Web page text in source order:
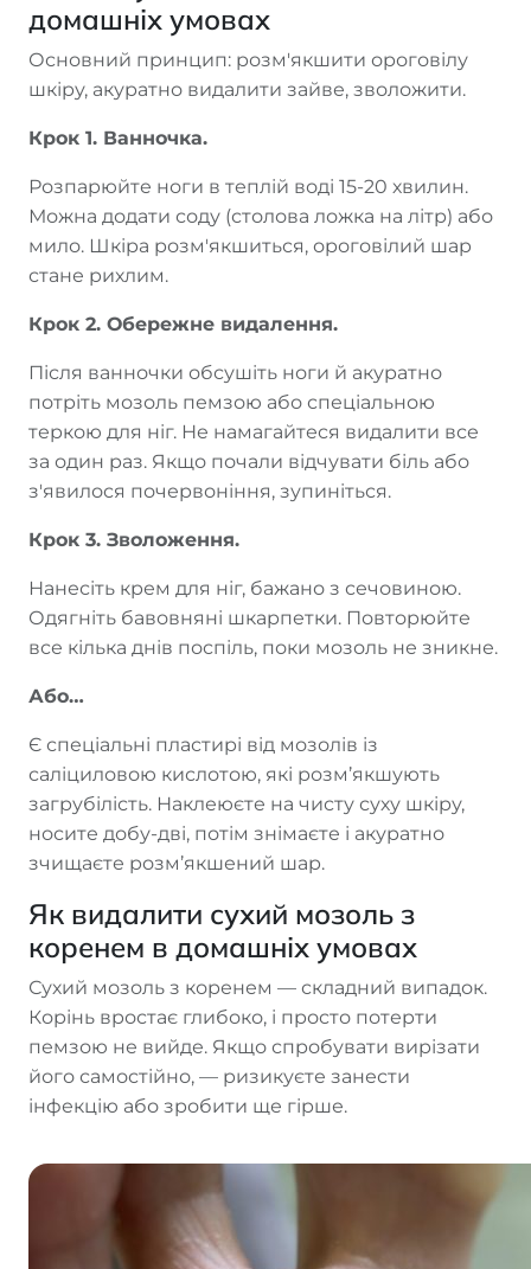
домашніх умовах
Основний принцип: розм'якшити ороговілу
шкіру, акуратно видалити зайве, зволожити.
Крок 1. Ванночка.
Розпарюйте ноги в теплій воді 15-20 хвилин.
Можна додати соду (столова ложка на літр) або
мило. Шкіра розм'якшиться, ороговілий шар
стане рихлим.
Крок 2. Обережне видалення.
Після ванночки обсушіть ноги й акуратно
потріть мозоль пемзою або спеціальною
теркою для ніг. Не намагайтеся видалити все
за один раз. Якщо почали відчувати біль або
з'явилося почервоніння, зупиніться.
Крок 3. Зволоження.
Нанесіть крем для ніг, бажано з сечовиною.
Одягніть бавовняні шкарпетки. Повторюйте
все кілька днів поспіль, поки мозоль не зникне.
Або…
Є спеціальні пластирі від мозолів із
саліциловою кислотою, які розм’якшують
загрубілість. Наклеюєте на чисту суху шкіру,
носите добу-дві, потім знімаєте і акуратно
зчищаєте розм’якшений шар.
Як видалити сухий мозоль з
коренем в домашніх умовах
Сухий мозоль з коренем — складний випадок.
Корінь вростає глибоко, і просто потерти
пемзою не вийде. Якщо спробувати вирізати
його самостійно, — ризикуєте занести
інфекцію або зробити ще гірше.